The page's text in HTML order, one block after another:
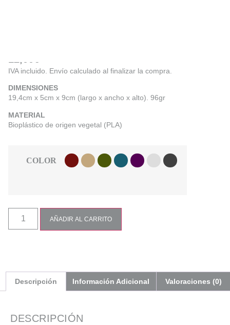
IVA incluido. Envío calculado al finalizar la compra.
DIMENSIONES
19,4cm x 5cm x 9cm (largo x ancho x alto). 96gr
MATERIAL
Bioplástico de origen vegetal (PLA)
COLOR
AÑADIR AL CARRITO
Descripción Información Adicional Valoraciones (0)
DESCRIPCIÓN